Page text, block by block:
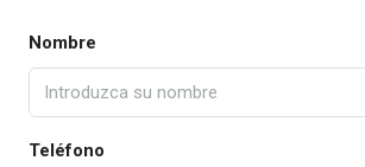
Nombre
Teléfono